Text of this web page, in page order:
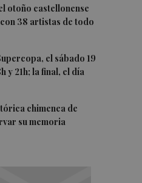
otoño castellonense
38 artistas de todo
el sábado 19
y 21h; la final, el día
chimenea de
su memoria